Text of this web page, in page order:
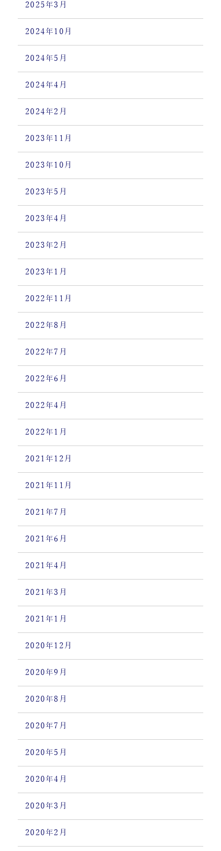
2025年3月
2024年10月
2024年5月
2024年4月
2024年2月
2023年11月
2023年10月
2023年5月
2023年4月
2023年2月
2023年1月
2022年11月
2022年8月
2022年7月
2022年6月
2022年4月
2022年1月
2021年12月
2021年11月
2021年7月
2021年6月
2021年4月
2021年3月
2021年1月
2020年12月
2020年9月
2020年8月
2020年7月
2020年5月
2020年4月
2020年3月
2020年2月